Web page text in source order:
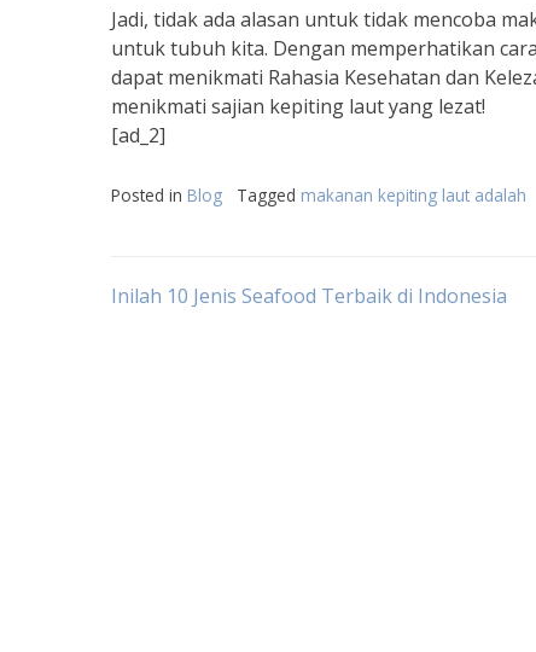
Jadi, tidak ada alasan untuk tidak mencoba
untuk tubuh kita. Dengan memperhatikan
dapat menikmati Rahasia Kesehatan dan
menikmati sajian kepiting laut yang lezat!
[ad_2]
Posted in Blog Tagged makanan kepiting laut adalah
Post
Inilah 10 Jenis Seafood Terbaik di Indonesia